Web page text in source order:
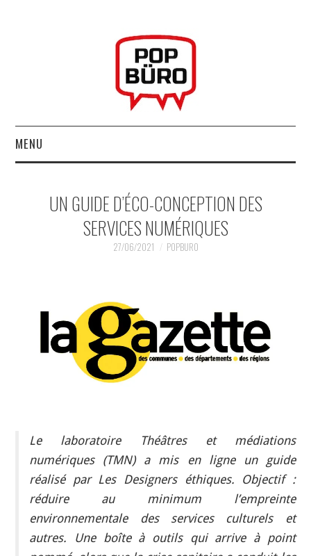
MENU
MUSIQUESACTUELLES.NET
GABBA GABBA HEY !
INDÉPENDANTS
DOKO
UN GUIDE D’ÉCO-CONCEPTION DES
SERVICES NUMÉRIQUES
27/06/2021 POPBURO
Le laboratoire Théâtres et médiations
numériques (TMN) a mis en ligne un guide
réalisé par Les Designers éthiques. Objectif :
réduire au minimum l’empreinte
environnementale des services culturels et
autres. Une boîte à outils qui arrive à point